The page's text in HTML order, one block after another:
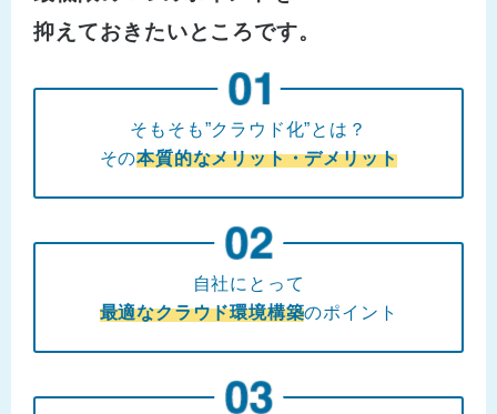
抑えておきたいところです。
そもそも”クラウド化”とは？
その本質的なメリット・デメリット
自社にとって
最適なクラウド環境構築のポイント